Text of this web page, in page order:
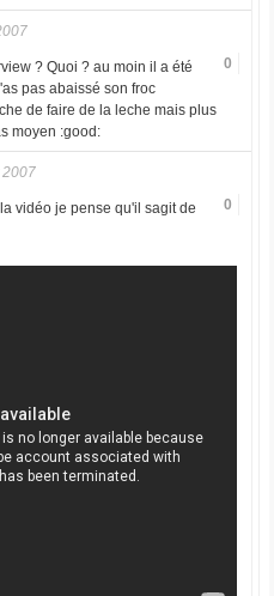
0
? Quoi ? au moin il a été
pas abaissé son froc
de faire de la leche mais plus
moyen :good:
2007
0
vidéo je pense qu'il sagit de